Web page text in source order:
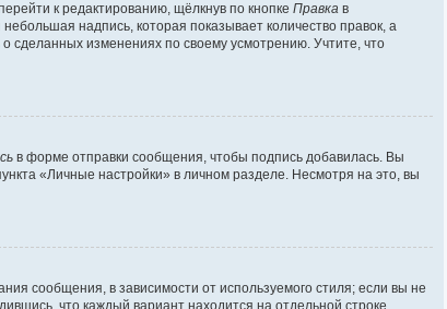
к редактированию, щёлкнув по кнопке Правка в
надпись, которая показывает количество правок, а
сделанных изменениях по своему усмотрению. Учтите, что
в форме отправки сообщения, чтобы подпись добавилась. Вы
«Личные настройки» в личном разделе. Несмотря на это, вы
сообщения, в зависимости от используемого стиля; если вы не
что каждый вариант находится на отдельной строке